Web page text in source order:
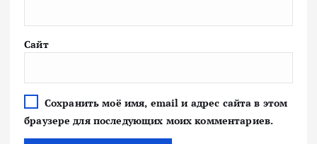
Сайт
Сохранить моё имя, email и адрес сайта в этом
браузере для последующих моих комментариев.